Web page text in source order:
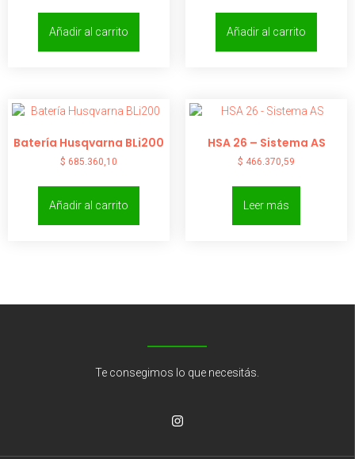
Añadir al carrito Añadir al carrito
Batería Husqvarna BLi200
$ 685.360,10
Añadir al carrito
HSA 26 – Sistema AS
$ 466.370,59
Leer más
Te consegimos lo que necesitás.